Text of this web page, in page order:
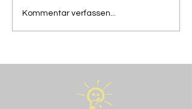
Die Abschiedsfeier der
Kommentar verfassen...